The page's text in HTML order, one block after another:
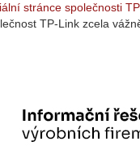
stránce společnosti
TP-Link zcela